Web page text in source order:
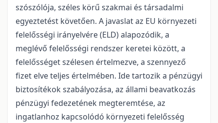
szószólója, széles körű szakmai és társadalmi
egyeztetést követően. A javaslat az EU környezeti
felelősségi irányelvére (ELD) alapozódik, a
meglévő felelősségi rendszer keretei között, a
felelősséget szélesen értelmezve, a szennyező
fizet elve teljes értelmében. Ide tartozik a pénzügyi
biztosítékok szabályozása, az állami beavatkozás
pénzügyi fedezetének megteremtése, az
ingatlanhoz kapcsolódó környezeti felelősség